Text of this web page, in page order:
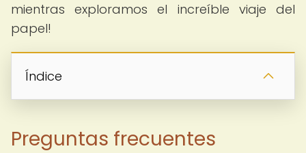
mientras exploramos el increíble viaje del
papel!
Índice
Preguntas frecuentes